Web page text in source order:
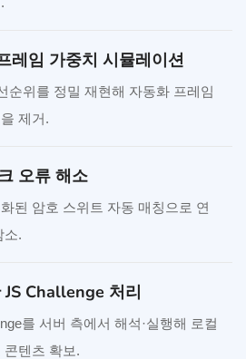
레임 가중치 시뮬레이션
순위를 정밀 재현해 자동화 프레임
제거.
오류 해소
된 암호 스위트 자동 매칭으로 연
소.
Challenge 처리
를 서버 측에서 해석·실행해 로컬
콘텐츠 확보.